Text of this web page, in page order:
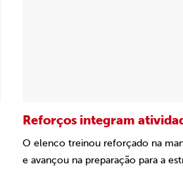
Reforços integram
O elenco treinou reforçado na
e avançou na preparação para a